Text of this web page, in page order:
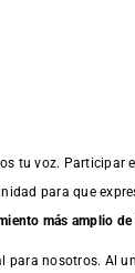
tu voz. Participar
para que
más amplio
para nosotros. Al